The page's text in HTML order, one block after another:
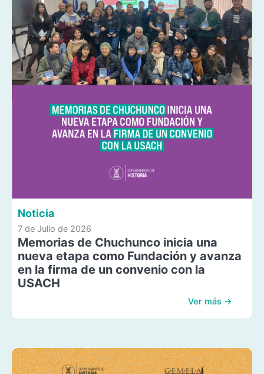
Noticia
7 de Julio de 2026
Memorias de Chuchunco inicia una
nueva etapa como Fundación y avanza
en la firma de un convenio con la
USACH
Ver más →